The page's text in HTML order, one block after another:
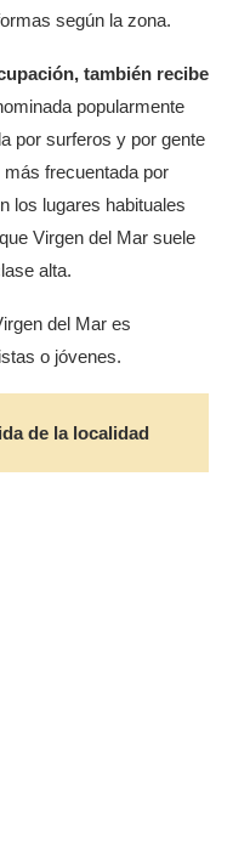
según la zona.
también recibe
popularmente
por surferos y por gente
frecuentada por
los lugares habituales
Virgen del Mar suele
alta.
del Mar es
o jóvenes.
de la localidad